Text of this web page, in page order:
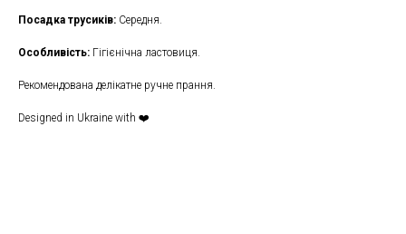
Посадка трусиків: Середня.
Особливість: Гігієнічна ластовиця.
Рекомендована делікатне ручне прання.
Designed in Ukraine with ❤️